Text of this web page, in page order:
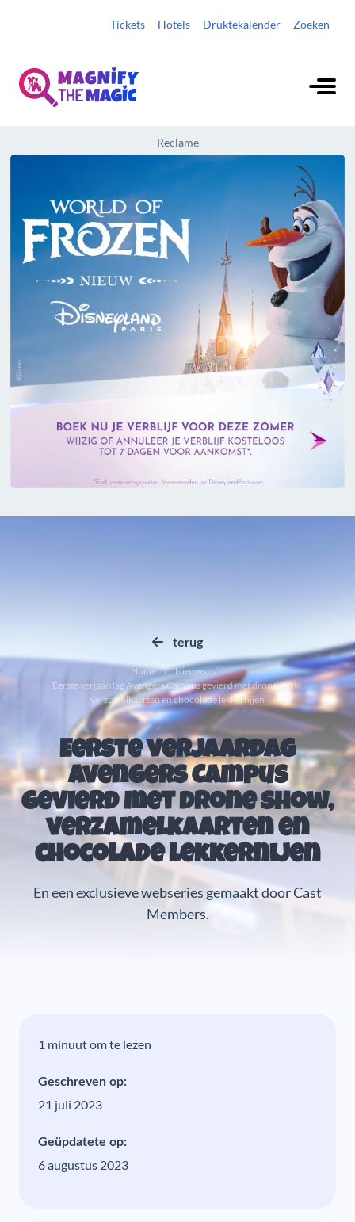
Tickets Hotels Druktekalender Zoeken
Reclame
terug
Home
Nieuws
Eerste verjaardag Avengers Campus gevierd met drone show,
verzamelkaarten en chocolade lekkernijen
Eerste verjaardag
Avengers Campus
gevierd met drone show,
verzamelkaarten en
chocolade lekkernijen
En een exclusieve webseries gemaakt door Cast
Members.
1 minuut om te lezen
Geschreven op:
21 juli 2023
Geüpdatete op:
6 augustus 2023